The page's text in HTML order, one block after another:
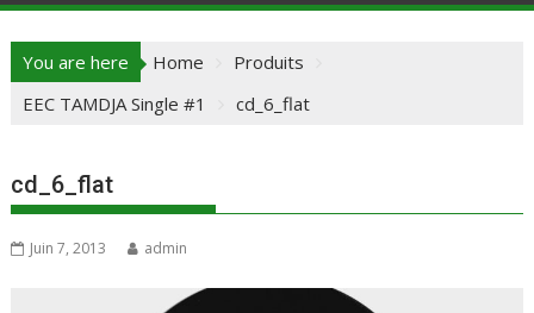
You are here Home
Produits
EEC TAMDJA Single #1
cd_6_flat
cd_6_flat
Juin 7, 2013 admin